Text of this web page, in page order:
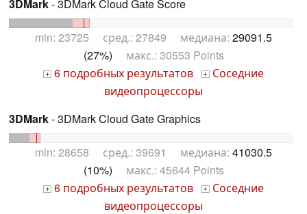
3DMark- 3DMark Cloud Gate Score
min: 23725 сред.: 27849 медиана: 29091.5
(27%) макс.: 30553 Points
+ 6 подробных результатов + Соседние
видеопроцессоры
3DMark- 3DMark Cloud Gate Graphics
min: 28658 сред.: 39691 медиана: 41030.5
(10%) макс.: 45644 Points
+ 6 подробных результатов + Соседние
видеопроцессоры